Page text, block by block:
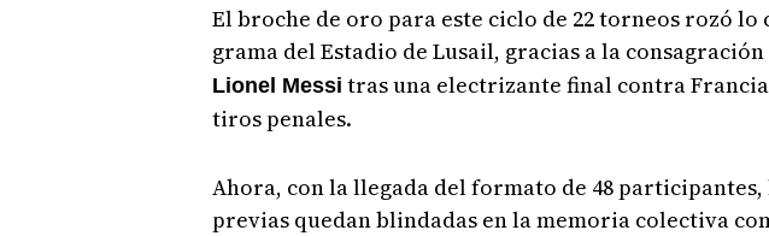
El broche de oro para este ciclo de 22 torneos rozó
grama del Estadio de Lusail, gracias a la
Lionel Messi tras una electrizante final contra
tiros penales.
Ahora, con la llegada del formato de 48 participantes,
previas quedan blindadas en la memoria colectiva